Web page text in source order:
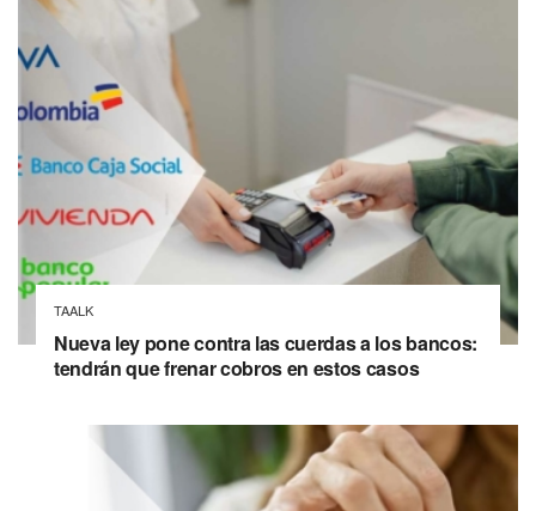
TAALK
Nueva ley pone contra las cuerdas a los bancos:
tendrán que frenar cobros en estos casos